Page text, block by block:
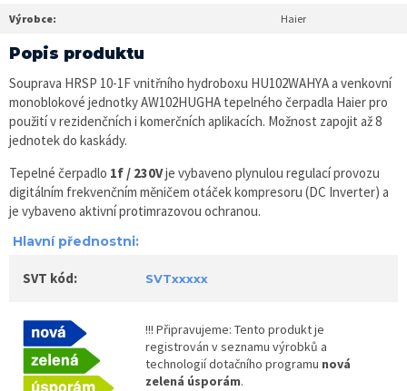
Výrobce: Haier
Popis produktu
Souprava HRSP 10-1F vnitřního hydroboxu HU102WAHYA a venkovní
monoblokové jednotky AW102HUGHA tepelného čerpadla Haier pro
použití v rezidenčních i komerčních aplikacích. Možnost zapojit až 8
jednotek do kaskády.
Tepelné čerpadlo 1f / 230Vje vybaveno plynulou regulací provozu
digitálním frekvenčním měničem otáček kompresoru (DC Inverter) a
je vybaveno aktivní protimrazovou ochranou.
Hlavní přednostni:
SVT kód: SVTxxxxx
!!! Připravujeme: Tento produkt je
registrován v seznamu výrobků a
technologií dotačního programu nová
zelená úsporám.